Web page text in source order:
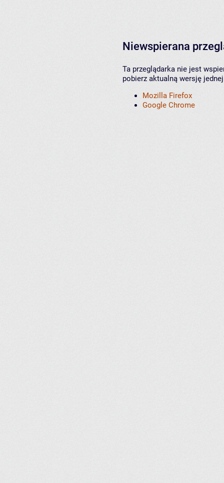
Niewspierana
Ta przeglądarka nie jest
pobierz aktualną wersję
Mozilla Firefox
Google Chrome